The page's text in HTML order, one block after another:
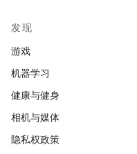
发现
游戏
机器学习
健康与健身
相机与媒体
隐私权政策